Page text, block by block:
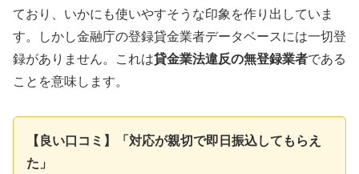
ており、いかにも使いやすそうな印象を作り出していま
す。しかし金融庁の登録貸金業者データベースには一切登
録がありません。これは貸金業法違反の無登録業者である
ことを意味します。
【良い口コミ】「対応が親切で即日振込してもらえ
た」